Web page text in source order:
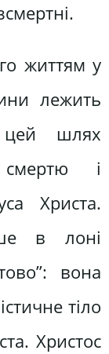
життям у
лежить
цей шлях
і
Христа.
в лоні
вона
тіло
Христос